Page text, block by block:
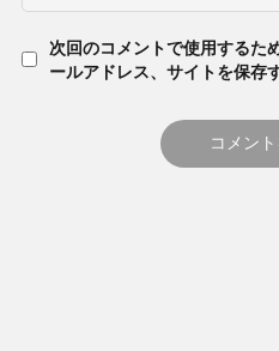
次回のコメントで使用するた
ールアドレス、サイトを保存す